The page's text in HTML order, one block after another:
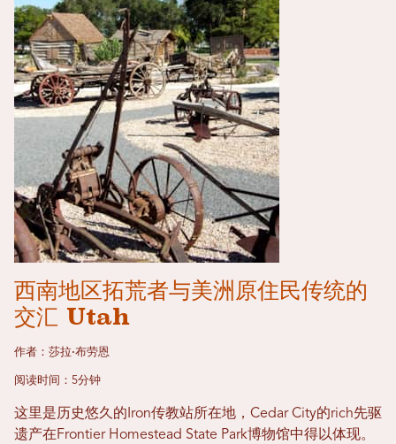
西南地区拓荒者与美洲原住民传统的
交汇 Utah
作者：莎拉·布劳恩
阅读时间：5分钟
这里是历史悠久的Iron传教站所在地，Cedar City的rich先驱
遗产在Frontier Homestead State Park博物馆中得以体现。